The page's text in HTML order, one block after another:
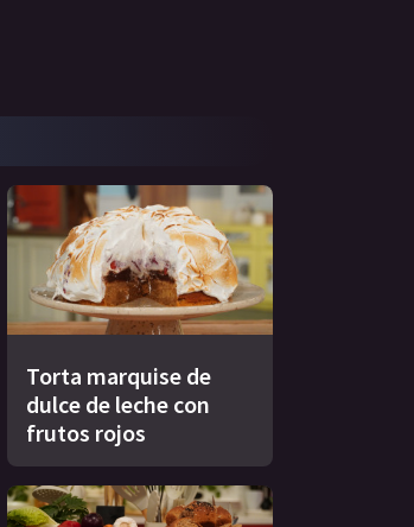
Torta marquise de
dulce de leche con
frutos rojos